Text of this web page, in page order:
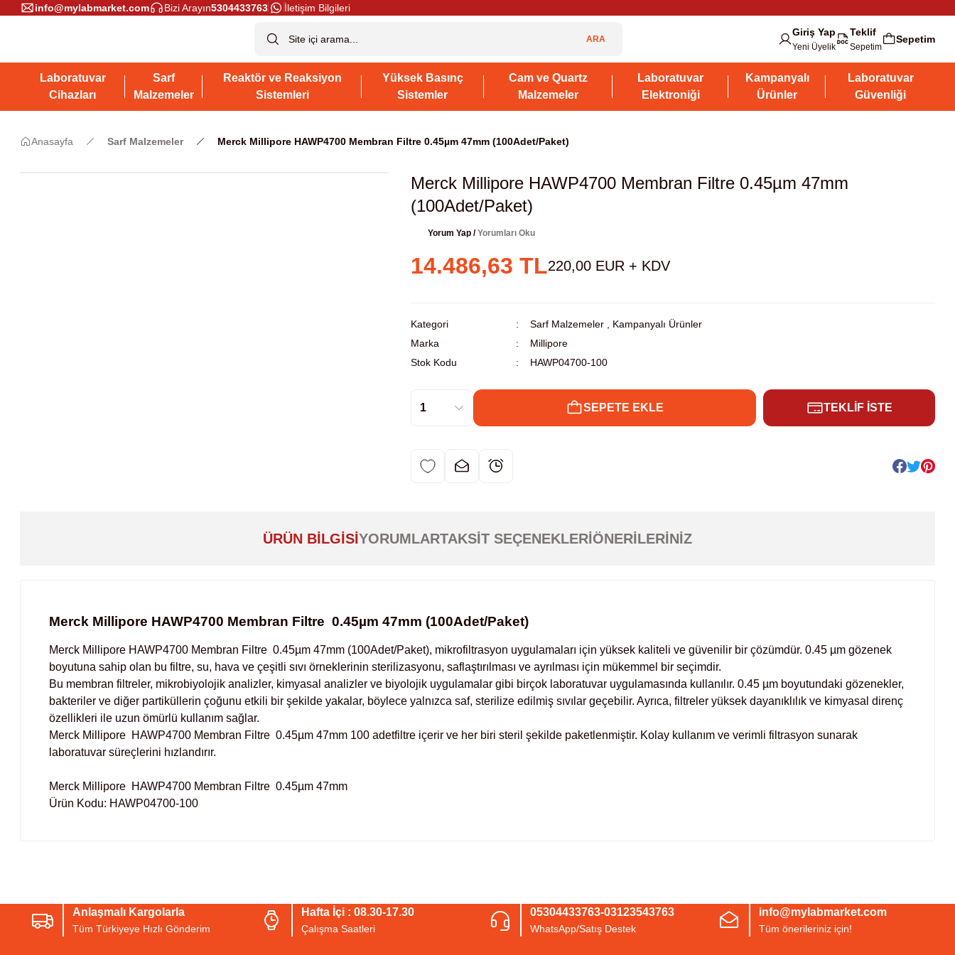
info@mylabmarket.com Bizi Arayın5304433763 İletişim Bilgileri
ARA
Giriş Yap
Yeni Üyelik
Teklif
Sepetim
Sepetim
Laboratuvar
Cihazları
Sarf
Malzemeler
Reaktör ve Reaksiyon
Sistemleri
Yüksek Basınç
Sistemler
Cam ve Quartz
Malzemeler
Laboratuvar
Elektroniği
Kampanyalı
Ürünler
Laboratuvar
Güvenliği
Anasayfa Sarf Malzemeler Merck Millipore HAWP4700 Membran Filtre 0.45µm 47mm (100Adet/Paket)
Merck Millipore HAWP4700 Membran Filtre 0.45µm 47mm
(100Adet/Paket)
Yorum Yap /Yorumları Oku
14.486,63 TL220,00 EUR + KDV
Kategori Sarf Malzemeler
Kampanyalı Ürünler
Marka
Millipore
Stok Kodu
HAWP04700-100
SEPETE EKLE TEKLİF İSTE
ÜRÜN BILGISIYORUMLARTAKSIT SEÇENEKLERIÖNERILERINIZ
Merck Millipore HAWP4700 Membran Filtre 0.45µm 47mm (100Adet/Paket)
Merck Millipore HAWP4700 Membran Filtre 0.45µm 47mm (100Adet/Paket), mikrofiltrasyon uygulamaları için yüksek kaliteli ve güvenilir bir çözümdür. 0.45 µm gözenek
boyutuna sahip olan bu filtre, su, hava ve çeşitli sıvı örneklerinin sterilizasyonu, saflaştırılması ve ayrılması için mükemmel bir seçimdir.
Bu membran filtreler, mikrobiyolojik analizler, kimyasal analizler ve biyolojik uygulamalar gibi birçok laboratuvar uygulamasında kullanılır. 0.45 µm boyutundaki gözenekler,
bakteriler ve diğer partiküllerin çoğunu etkili bir şekilde yakalar, böylece yalnızca saf, sterilize edilmiş sıvılar geçebilir. Ayrıca, filtreler yüksek dayanıklılık ve kimyasal direnç
özellikleri ile uzun ömürlü kullanım sağlar.
Merck Millipore HAWP4700 Membran Filtre 0.45µm 47mm 100 adetfiltre içerir ve her biri steril şekilde paketlenmiştir. Kolay kullanım ve verimli filtrasyon sunarak
laboratuvar süreçlerini hızlandırır.
Merck Millipore HAWP4700 Membran Filtre 0.45µm 47mm
Ürün Kodu: HAWP04700-100
Ürün resmi kalitesiz, bozuk veya görüntülenemiyor.
Anlaşmalı Kargolarla
Tüm Türkiyeye Hızlı Gönderim
Hafta İçi : 08.30-17.30
Çalışma Saatleri
05304433763-03123543763
WhatsApp/Satış Destek
info@mylabmarket.com
Tüm önerileriniz için!